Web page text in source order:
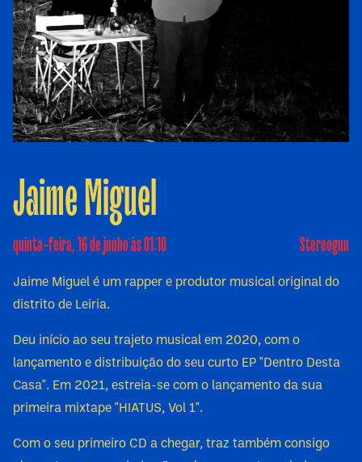
Jaime Miguel
quinta-feira, 16 de junho às 01:10 Stereogun
Jaime Miguel é um rapper e produtor musical original do
distrito de Leiria.
Deu início ao seu trajeto musical em 2020, com o
lançamento e distribuição do seu curto EP "Dentro Desta
Casa". Em 2021, estreia-se com o lançamento da sua
primeira mixtape "HIATUS, Vol 1".
Com o seu primeiro CD a chegar, traz também consigo